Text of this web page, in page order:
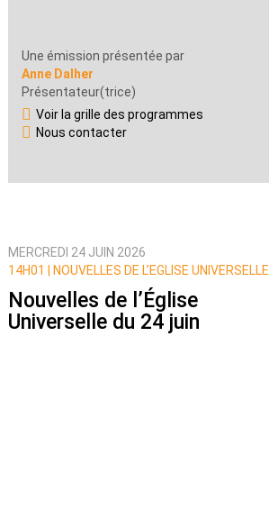
Une émission présentée par
Anne Dalher
Présentateur(trice)
Voir la grille des programmes
Nous contacter
MERCREDI 24 JUIN 2026
14H01 | NOUVELLES DE L’EGLISE UNIVERSELLE
Nouvelles de l’Église
Universelle du 24 juin